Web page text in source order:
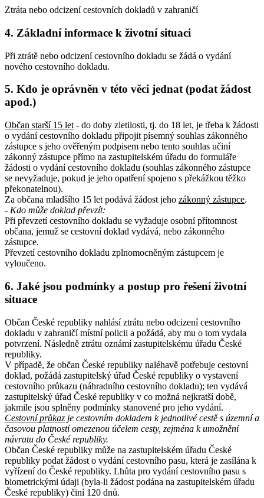
Ztráta nebo odcizení cestovních dokladů v zahraničí
4. Základní informace k životní situaci
Při ztrátě nebo odcizení cestovního dokladu se žádá o vydání
nového cestovního dokladu.
5. Kdo je oprávněn v této věci jednat (podat žádost
apod.)
Občan starší 15 let - do doby zletilosti, tj. do 18 let, je třeba k žádosti
o vydání cestovního dokladu připojit písemný souhlas zákonného
zástupce s jeho ověřeným podpisem nebo tento souhlas učiní
zákonný zástupce přímo na zastupitelském úřadu do formuláře
žádosti o vydání cestovního dokladu (souhlas zákonného zástupce
se nevyžaduje, pokud je jeho opatření spojeno s překážkou těžko
překonatelnou).
Za občana mladšího 15 let podává žádost jeho zákonný zástupce.
- Kdo může doklad převzít:
Při převzetí cestovního dokladu se vyžaduje osobní přítomnost
občana, jemuž se cestovní doklad vydává, nebo zákonného
zástupce.
Převzetí cestovního dokladu zplnomocněným zástupcem je
vyloučeno.
6. Jaké jsou podmínky a postup pro řešení životní
situace
Občan České republiky nahlásí ztrátu nebo odcizení cestovního
dokladu v zahraničí místní policii a požádá, aby mu o tom vydala
potvrzení. Následně ztrátu oznámí zastupitelskému úřadu České
republiky.
V případě, že občan České republiky naléhavě potřebuje cestovní
doklad, požádá zastupitelský úřad České republiky o vystavení
cestovního průkazu (náhradního cestovního dokladu); ten vydává
zastupitelský úřad České republiky v co možná nejkratší době,
jakmile jsou splněny podmínky stanovené pro jeho vydání.
Cestovní průkaz je cestovním dokladem k jednotlivé cestě s územní a
časovou platností omezenou účelem cesty, zejména k umožnění
návratu do České republiky.
Občan České republiky může na zastupitelském úřadu České
republiky podat žádost o vydání cestovního pasu, která je zasílána k
vyřízení do České republiky. Lhůta pro vydání cestovního pasu s
biometrickými údaji (byla-li žádost podána na zastupitelském úřadu
České republiky) činí 120 dnů.